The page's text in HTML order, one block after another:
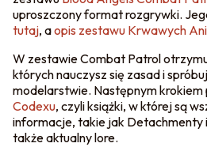
uproszczony format rozgrywki.
tutaj, aopis zestawu Krwawych
W zestawie Combat Patrol
których nauczysz się zasad i
modelarstwie. Następnym krokiem
Codexu, czyli książki, w której są
informacje, takie jak Detachmenty
także aktualny lore.